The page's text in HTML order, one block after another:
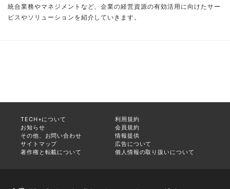
統合業務やマネジメントなど、企業の経営資源の有効活用に向けたサー
ビスやソリューションを紹介していきます。
TECH+について
利用規約
お知らせ
会員規約
その他、お問い合わせ
情報提供
サイトマップ
広告について
著作権と転載について
個人情報の取り扱いについて